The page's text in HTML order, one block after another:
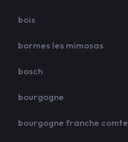
bois
bormes les mimosas
bosch
bourgogne
bourgogne franche comte